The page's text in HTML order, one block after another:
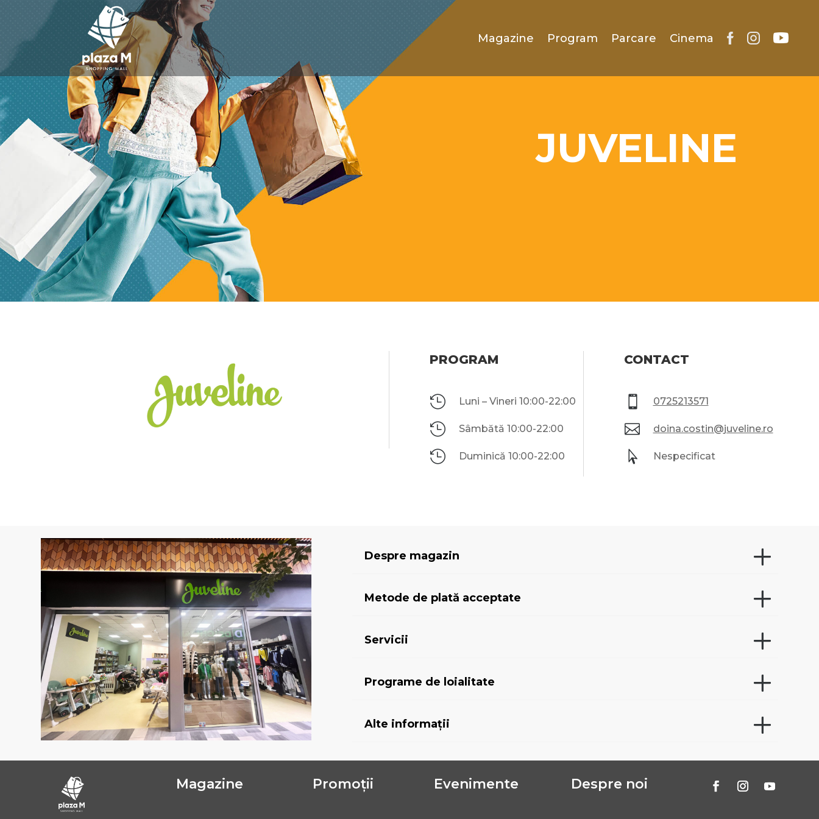
Magazine Program Parcare Cinema
JUVELINE
PROGRAM
 Luni – Vineri 10:00-22:00
 Sâmbătă 10:00-22:00
 Duminică 10:00-22:00
CONTACT
 0725213571
 doina.costin@juveline.ro
 Nespecificat
Despre magazin
Metode de plată acceptate
Servicii
Programe de loialitate
Alte informații
Magazine Promoții Evenimente Despre noi